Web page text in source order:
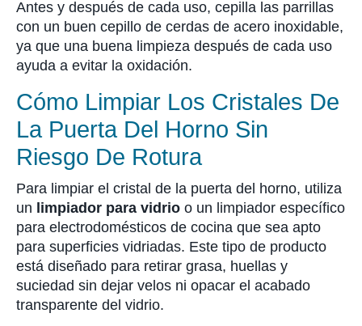
Antes y después de cada uso, cepilla las parrillas
con un buen cepillo de cerdas de acero inoxidable,
ya que una buena limpieza después de cada uso
ayuda a evitar la oxidación.
Cómo Limpiar Los Cristales De
La Puerta Del Horno Sin
Riesgo De Rotura
Para limpiar el cristal de la puerta del horno, utiliza
un limpiador para vidrio o un limpiador específico
para electrodomésticos de cocina que sea apto
para superficies vidriadas. Este tipo de producto
está diseñado para retirar grasa, huellas y
suciedad sin dejar velos ni opacar el acabado
transparente del vidrio.